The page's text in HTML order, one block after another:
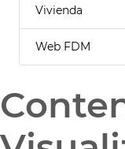
Vivienda
Web FDM